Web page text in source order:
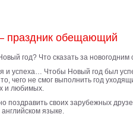
праздник обещающий
год? Что сказать за новогодним
и успеха… Чтобы Новый год был
чего не смог выполнить год
и любимых.
поздравить своих зарубежных
языке.